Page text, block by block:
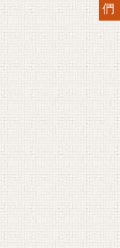
們